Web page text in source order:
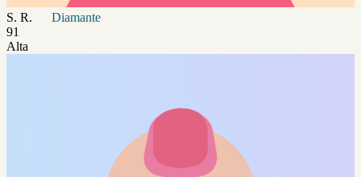
S. R.
Diamante
91
Alta